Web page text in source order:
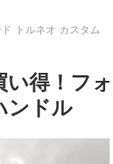
トルネオ カスタム
得！フォ
ンドル